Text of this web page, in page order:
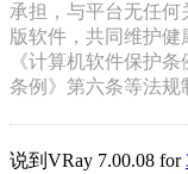
承担，与平台无任
版软件，共同维护
《计算机软件保护
条例》第六条等法规
说到VRay 7.00.08 for